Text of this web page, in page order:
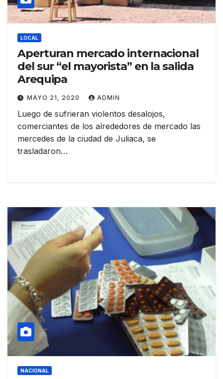
LOCAL
Aperturan mercado internacional
del sur “el mayorista” en la salida
Arequipa
MAYO 21, 2020 ADMIN
Luego de sufrieran violentos desalojos,
comerciantes de los alrededores de mercado las
mercedes de la ciudad de Juliaca, se
trasladaron…
NACIONAL